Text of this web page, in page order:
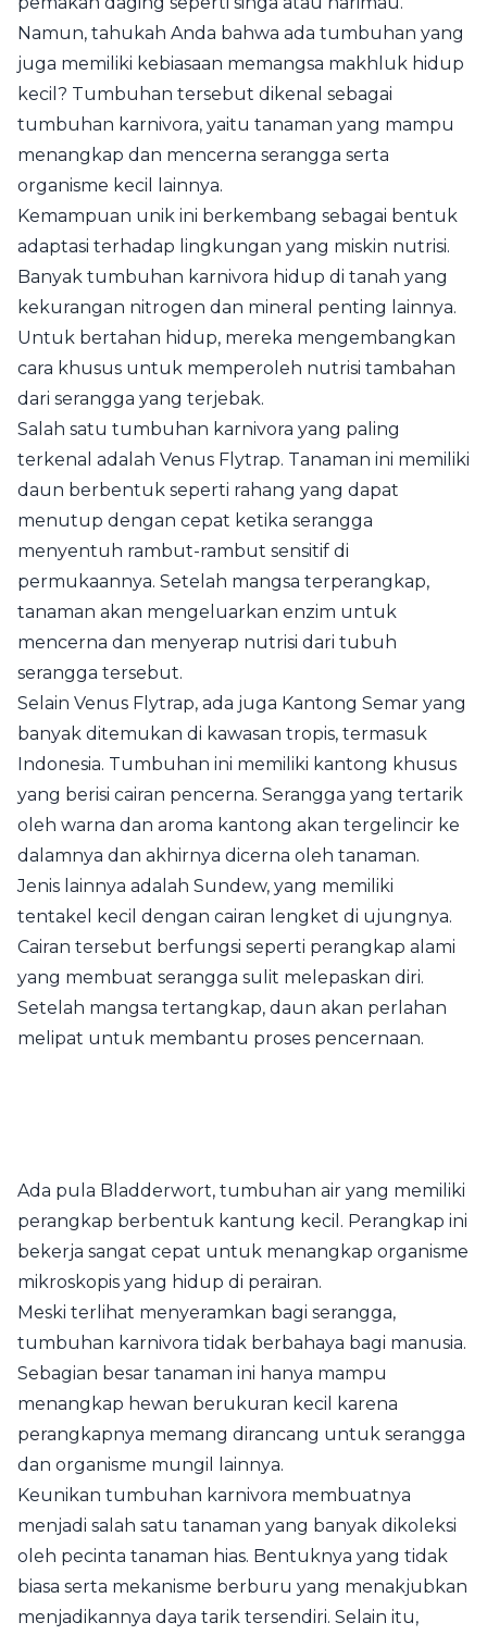
Namun, tahukah Anda bahwa ada tumbuhan yang
juga memiliki kebiasaan memangsa makhluk hidup
kecil? Tumbuhan tersebut dikenal sebagai
tumbuhan karnivora, yaitu tanaman yang mampu
menangkap dan mencerna serangga serta
organisme kecil lainnya.
Kemampuan unik ini berkembang sebagai bentuk
adaptasi terhadap lingkungan yang miskin nutrisi.
Banyak tumbuhan karnivora hidup di tanah yang
kekurangan nitrogen dan mineral penting lainnya.
Untuk bertahan hidup, mereka mengembangkan
cara khusus untuk memperoleh nutrisi tambahan
dari serangga yang terjebak.
Salah satu tumbuhan karnivora yang paling
terkenal adalah Venus Flytrap. Tanaman ini memiliki
daun berbentuk seperti rahang yang dapat
menutup dengan cepat ketika serangga
menyentuh rambut-rambut sensitif di
permukaannya. Setelah mangsa terperangkap,
tanaman akan mengeluarkan enzim untuk
mencerna dan menyerap nutrisi dari tubuh
serangga tersebut.
Selain Venus Flytrap, ada juga Kantong Semar yang
banyak ditemukan di kawasan tropis, termasuk
Indonesia. Tumbuhan ini memiliki kantong khusus
yang berisi cairan pencerna. Serangga yang tertarik
oleh warna dan aroma kantong akan tergelincir ke
dalamnya dan akhirnya dicerna oleh tanaman.
Jenis lainnya adalah Sundew, yang memiliki
tentakel kecil dengan cairan lengket di ujungnya.
Cairan tersebut berfungsi seperti perangkap alami
yang membuat serangga sulit melepaskan diri.
Setelah mangsa tertangkap, daun akan perlahan
melipat untuk membantu proses pencernaan.
Ada pula Bladderwort, tumbuhan air yang memiliki
perangkap berbentuk kantung kecil. Perangkap ini
bekerja sangat cepat untuk menangkap organisme
mikroskopis yang hidup di perairan.
Meski terlihat menyeramkan bagi serangga,
tumbuhan karnivora tidak berbahaya bagi manusia.
Sebagian besar tanaman ini hanya mampu
menangkap hewan berukuran kecil karena
perangkapnya memang dirancang untuk serangga
dan organisme mungil lainnya.
Keunikan tumbuhan karnivora membuatnya
menjadi salah satu tanaman yang banyak dikoleksi
oleh pecinta tanaman hias. Bentuknya yang tidak
biasa serta mekanisme berburu yang menakjubkan
menjadikannya daya tarik tersendiri. Selain itu,